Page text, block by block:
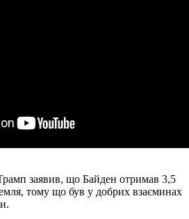
заявив, що Байден отримав 3,5
тому що був у добрих взаєминах